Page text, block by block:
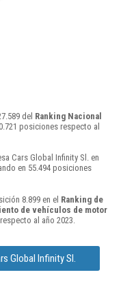
del Ranking Nacional
posiciones respecto al
Cars Global Infinity Sl. en
en 55.494 posiciones
8.899 en el Ranking de
de vehículos de motor
al año 2023.
Global Infinity Sl.